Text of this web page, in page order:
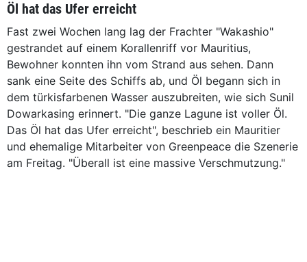
Öl hat das Ufer erreicht
Fast zwei Wochen lang lag der Frachter "Wakashio"
gestrandet auf einem Korallenriff vor Mauritius,
Bewohner konnten ihn vom Strand aus sehen. Dann
sank eine Seite des Schiffs ab, und Öl begann sich in
dem türkisfarbenen Wasser auszubreiten, wie sich Sunil
Dowarkasing erinnert. "Die ganze Lagune ist voller Öl.
Das Öl hat das Ufer erreicht", beschrieb ein Mauritier
und ehemalige Mitarbeiter von Greenpeace die Szenerie
am Freitag. "Überall ist eine massive Verschmutzung."